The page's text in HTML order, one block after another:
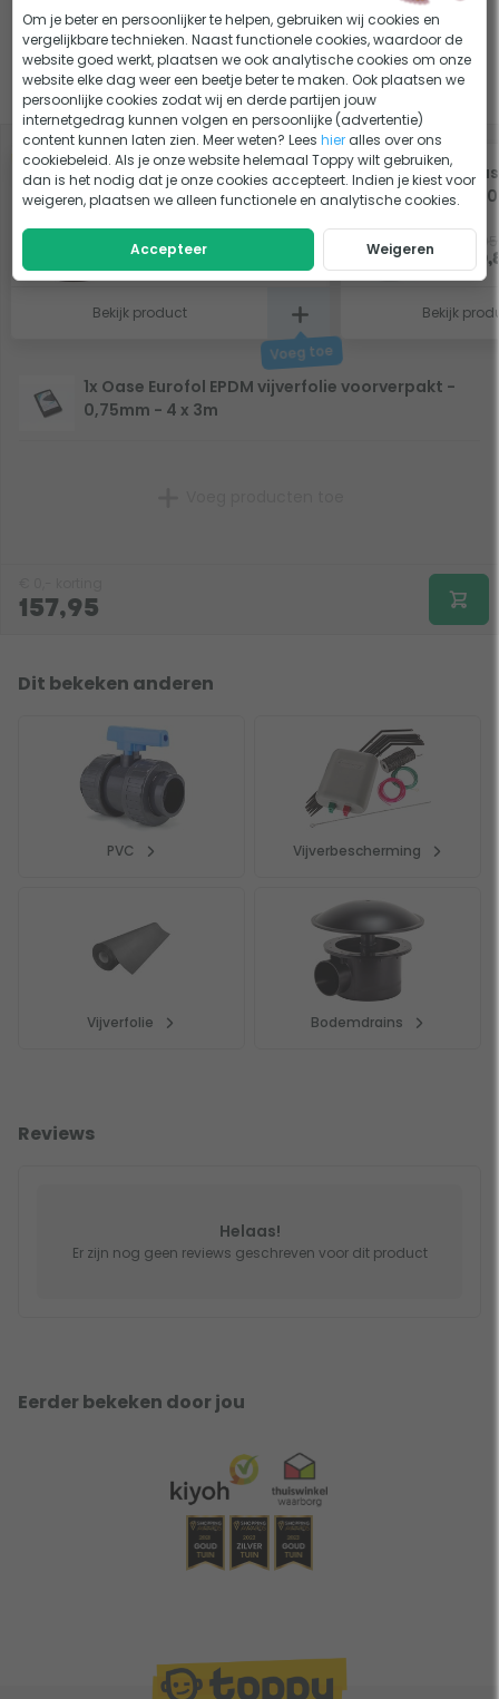
ADVIES Een vijver aanleggen in je tuin
Slim combineren
-5%
Microbe-lift Clean &
Clear 1L
24,95
23,70
Bekijk product
-5%
Bekijk
1x Oase Eurofol EPDM vijverfolie voorverpakt -
0,75mm - 4 x 3m
157,95
Dit bekeken anderen
PVC Vijverbescherming
Vijverfolie Bodemdrains
Reviews
Helaas!
Er zijn nog geen reviews geschreven voor dit product
Eerder bekeken door jou
Om je beter en persoonlijker te helpen, gebruiken wij cookies en
vergelijkbare technieken. Naast functionele cookies, waardoor de
website goed werkt, plaatsen we ook analytische cookies om onze
website elke dag weer een beetje beter te maken. Ook plaatsen we
persoonlijke cookies zodat wij en derde partijen jouw
internetgedrag kunnen volgen en persoonlijke (advertentie)
content kunnen laten zien. Meer weten? Leeshier alles over ons
cookiebeleid. Als je onze website helemaal Toppy wilt gebruiken,
dan is het nodig dat je onze cookies accepteert. Indien je kiest voor
weigeren, plaatsen we alleen functionele en analytische cookies.
Accepteer Weigeren